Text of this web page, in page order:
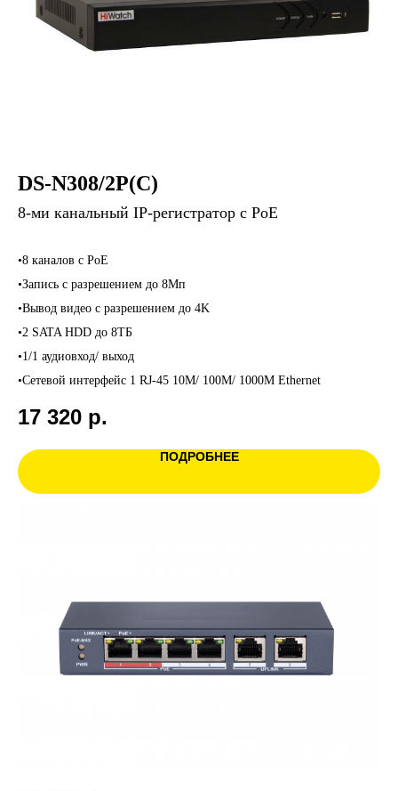
DS-N308/2P(C)
8-ми канальный IP-регистратор c PoE
•8 каналов c PoE
•Запись с разрешением до 8Мп
•Вывод видео с разрешением до 4K
•2 SATA HDD до 8ТБ
•1/1 аудиовход/ выход
•Сетевой интерфейс 1 RJ-45 10M/ 100M/ 1000M Ethernet
17 320 р.
ПОДРОБНЕЕ